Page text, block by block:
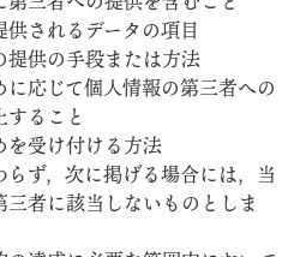
供されるデータの項目
提供の手段または方法
に応じて個人情報の第三者への
ること
を受け付ける方法
ず，次に掲げる場合には，当
者に該当しないものとしま